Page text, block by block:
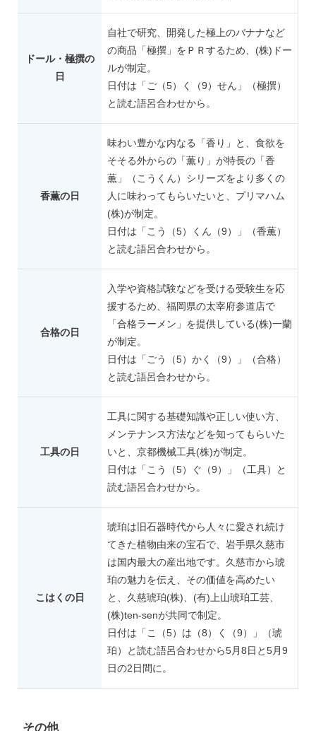
ドール・極撰の
日
自社で研究、開発した極上のバナナなど
の商品「極撰」をＰＲするため、(株)ドー
ルが制定。
日付は「ご（5）く（9）せん」（極撰）
と読む語呂合わせから。
香薫の日
味わい豊かな内なる「香り」と、食欲を
そそる外からの「薫り」が特長の「香
薫」（こうくん）シリーズをより多くの
人に味わってもらいたいと、プリマハム
(株)が制定。
日付は「こう（5）くん（9）」（香薫）
と読む語呂合わせから。
合格の日
入学や資格試験などを受ける受験生を応
援するため、福岡県の太宰府参道店で
「合格ラーメン」を提供している(株)一蘭
が制定。
日付は「ごう（5）かく（9）」（合格）
と読む語呂合わせから。
工具の日
工具に関する基礎知識や正しい使い方、
メンテナンス方法などを知ってもらいた
いと、京都機械工具(株)が制定。
日付は「こう（5）ぐ（9）」（工具）と
読む語呂合わせから。
こはくの日
琥珀は旧石器時代から人々に愛され続け
てきた植物由来の宝石で、岩手県久慈市
は国内最大の産出地です。久慈市から琥
珀の魅力を伝え、その価値を高めたい
と、久慈琥珀(株)、(有)上山琥珀工芸、
(株)ten-senが共同で制定。
日付は「こ（5）は（8）く（9）」（琥
珀）と読む語呂合わせから5月8日と5月9
日の2日間に。
その他